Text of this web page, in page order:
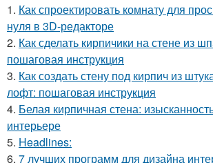
1. Как спроектировать комнату для
нуля в 3D-редакторе
2. Как сделать кирпичики на стене из
пошаговая инструкция
3. Как создать стену под кирпич из
лофт: пошаговая инструкция
4. Белая кирпичная стена:
интерьере
5. Headlines:
6. 7 лучших программ для дизайна